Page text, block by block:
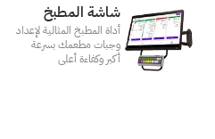
شاشة المطبخ
أداة المطبخ المثالية لإعداد
وجبات مطعمك بسرعة
أكبر وكفاءة أعلى